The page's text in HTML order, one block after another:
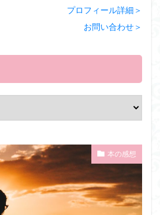
プロフィール詳細＞
お問い合わせ＞
本の感想